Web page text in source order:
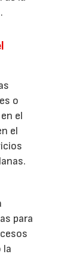
o
el
el
para
la